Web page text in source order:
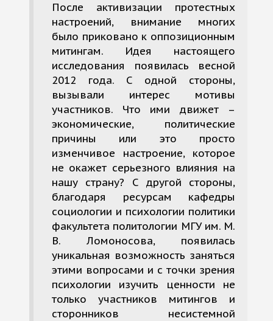
После активизации протестных
настроений, внимание многих
было приковано к оппозиционным
митингам. Идея настоящего
исследования появилась весной
2012 года. С одной стороны,
вызывали интерес мотивы
участников. Что ими движет –
экономические, политические
причины или это просто
изменчивое настроение, которое
не окажет серьезного влияния на
нашу страну? С другой стороны,
благодаря ресурсам кафедры
социологии и психологии политики
факультета политологии МГУ им. М.
В. Ломоносова, появилась
уникальная возможность заняться
этими вопросами и с точки зрения
психологии изучить ценности не
только участников митингов и
сторонников несистемной